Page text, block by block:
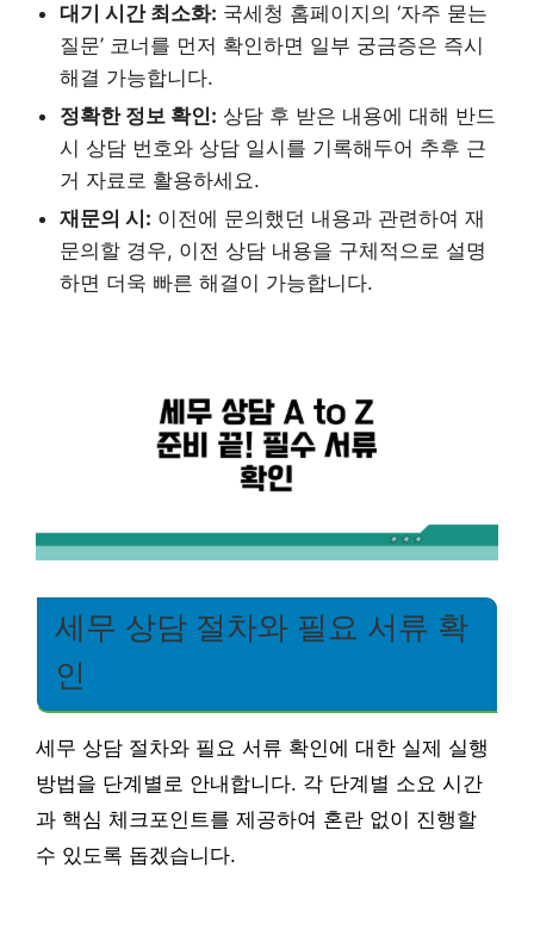
대기 시간 최소화: 국세청 홈페이지의 ‘자주 묻는
질문’ 코너를 먼저 확인하면 일부 궁금증은 즉시
해결 가능합니다.
정확한 정보 확인: 상담 후 받은 내용에 대해 반드
시 상담 번호와 상담 일시를 기록해두어 추후 근
거 자료로 활용하세요.
재문의 시: 이전에 문의했던 내용과 관련하여 재
문의할 경우, 이전 상담 내용을 구체적으로 설명
하면 더욱 빠른 해결이 가능합니다.
세무 상담 절차와 필요 서류 확
인
세무 상담 절차와 필요 서류 확인에 대한 실제 실행
방법을 단계별로 안내합니다. 각 단계별 소요 시간
과 핵심 체크포인트를 제공하여 혼란 없이 진행할
수 있도록 돕겠습니다.